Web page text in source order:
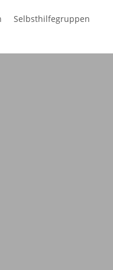
Selbsthilfegruppen